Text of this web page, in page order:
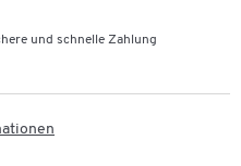
und schnelle Zahlung